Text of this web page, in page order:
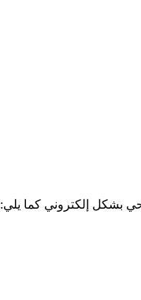
بشكل إلكتروني كما يلي: